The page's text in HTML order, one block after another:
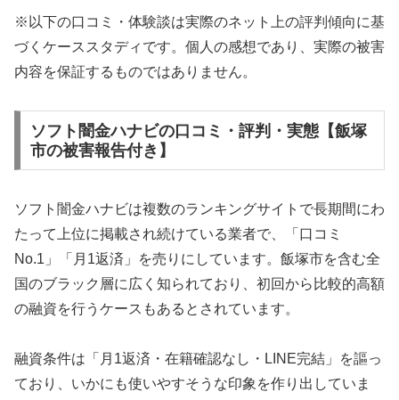
※以下の口コミ・体験談は実際のネット上の評判傾向に基
づくケーススタディです。個人の感想であり、実際の被害
内容を保証するものではありません。
ソフト闇金ハナビの口コミ・評判・実態【飯塚
市の被害報告付き】
ソフト闇金ハナビは複数のランキングサイトで長期間にわ
たって上位に掲載され続けている業者で、「口コミ
No.1」「月1返済」を売りにしています。飯塚市を含む全
国のブラック層に広く知られており、初回から比較的高額
の融資を行うケースもあるとされています。
融資条件は「月1返済・在籍確認なし・LINE完結」を謳っ
ており、いかにも使いやすそうな印象を作り出していま